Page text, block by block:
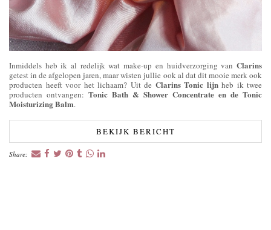
Inmiddels heb ik al redelijk wat make-up en huidverzorging van Clarins
getest in de afgelopen jaren, maar wisten jullie ook al dat dit mooie merk ook
producten heeft voor het lichaam? Uit de Clarins Tonic lijnheb ik twee
producten ontvangen: Tonic Bath & Shower Concentrate en de Tonic
Moisturizing Balm.
BEKIJK BERICHT
Share: